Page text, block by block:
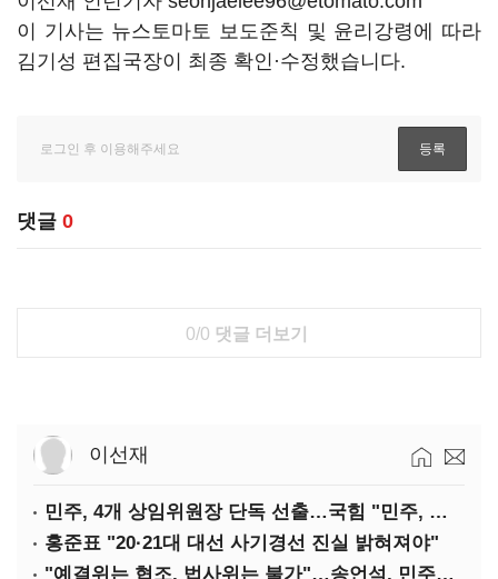
이 기사는 뉴스토마토 보도준칙 및 윤리강령에 따라
김기성 편집국장이 최종 확인·수정했습니다.
댓글 0
0/0 댓글 더보기
이선재
민주, 4개 상임위원장 단독 선출…국힘 "민주, 협치 무너뜨려"
홍준표 "20·21대 대선 사기경선 진실 밝혀져야"
"예결위는 협조, 법사위는 불가"…송언석, 민주당 압박